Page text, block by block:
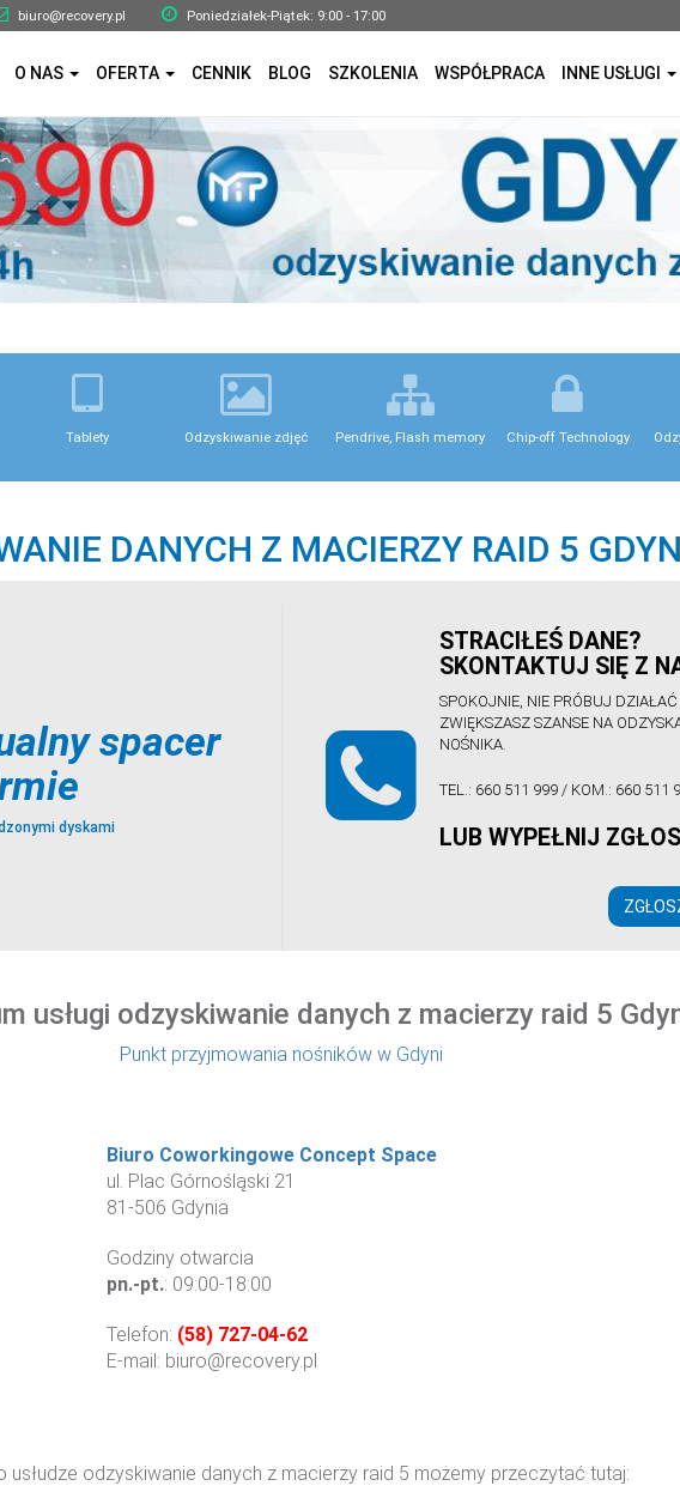
biuro@recovery.pl Poniedziałek-Piątek: 9:00 - 17:00
O NAS OFERTA CENNIK BLOG SZKOLENIA WSPÓŁPRACA INNE USŁUGI
Tablety Odzyskiwanie zdjęć Pendrive, Flash memory Chip-off Technology
DANYCH Z MACIERZY RAID 5
spacer
dyskami
STRACIŁEŚ DANE?
SKONTAKTUJ SIĘ Z
SPOKOJNIE, NIE PRÓBUJ
ZWIĘKSZASZ SZANSE NA
NOŚNIKA.
TEL.: 660 511 999 / KOM.: 660 511
LUB WYPEŁNIJ
usługi odzyskiwanie danych z macierzy raid 5
Punkt przyjmowania nośników w Gdyni
Biuro Coworkingowe Concept Space
ul. Plac Górnośląski 21
81-506 Gdynia
Godziny otwarcia
pn.-pt.: 09:00-18:00
Telefon: (58) 727-04-62
E-mail: biuro@recovery.pl
usłudze odzyskiwanie danych z macierzy raid 5 możemy przeczytać tutaj: